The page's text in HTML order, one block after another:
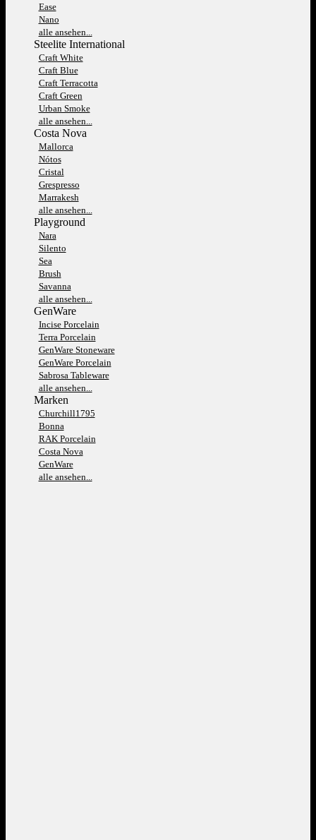
Ease
Nano
alle ansehen...
Steelite International
Craft White
Craft Blue
Craft Terracotta
Craft Green
Urban Smoke
alle ansehen...
Costa Nova
Mallorca
Nótos
Cristal
Grespresso
Marrakesh
alle ansehen...
Playground
Nara
Silento
Sea
Brush
Savanna
alle ansehen...
GenWare
Incise Porcelain
Terra Porcelain
GenWare Stoneware
GenWare Porcelain
Sabrosa Tableware
alle ansehen...
Marken
Churchill1795
Bonna
RAK Porcelain
Costa Nova
GenWare
alle ansehen...